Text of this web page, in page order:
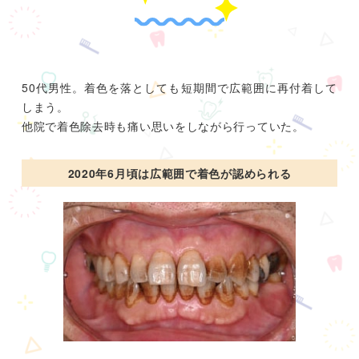
50代男性。着色を落としても短期間で広範囲に再付着して
しまう。
他院で着色除去時も痛い思いをしながら行っていた。
2020年6月頃は広範囲で着色が認められる